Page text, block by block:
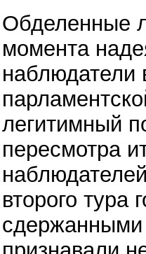
Обделенные
момента
наблюдатели
легитимный
пересмотра
второго тура
сдержанными